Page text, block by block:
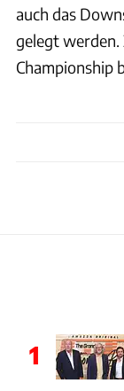
auch das
gelegt werden.
Championship
1